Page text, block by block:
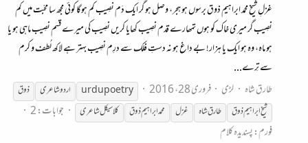
غزلِ شیخ محمد ابراہیم ذوق برسوں ہو ہجر، وصل ہو گر ایک دَم نصِیب کم ہوگا کوئی مجھ سا محبّت میں کم
نصِیب گر میری خاک کو ہوں تمھارے قدم نصِیب کھایا کریں نصِیب کی میرے قسم نصِیب ماہی ہو یا
ہو ماہ، وہ ہو ایک یا ہزار! بے داغ ہو نہ دستِ فلک سے درِم نصِیب بہتر ہے لاکھ لُطف و کرم
سے تِرے...
طارق شاہ
لڑی فروری 28، 2016 urdupoetry اردو شاعری
ذوق
شیخ ابراہیم ذوق
طارق شاہ غزل محمد ابراہیم ذوق کلاسیکل شاعری
جوابات: 2
فورم:پسندیدہ کلام